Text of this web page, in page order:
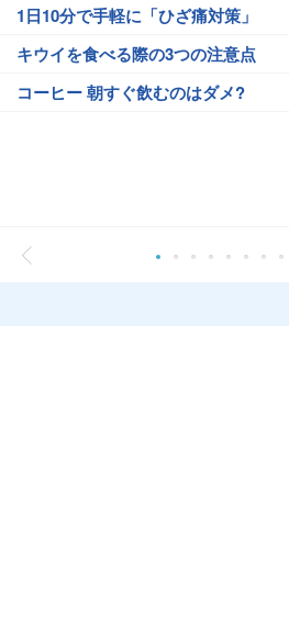
1日10分で手軽に「ひざ痛対策」
キウイを食べる際の3つの注意点
コーヒー 朝すぐ飲むのはダメ?